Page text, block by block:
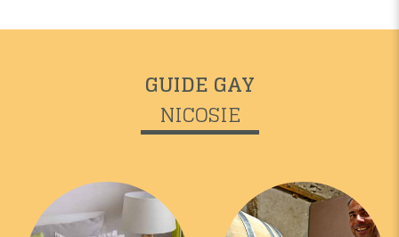
GUIDE GAY
NICOSIE